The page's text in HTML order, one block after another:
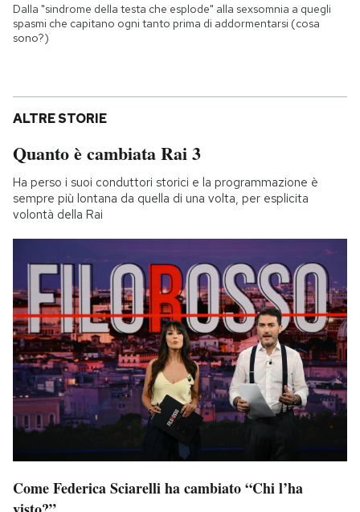
Dalla "sindrome della testa che esplode" alla sexsomnia a quegli
spasmi che capitano ogni tanto prima di addormentarsi (cosa
sono?)
ALTRE STORIE
Quanto è cambiata Rai 3
Ha perso i suoi conduttori storici e la programmazione è
sempre più lontana da quella di una volta, per esplicita
volontà della Rai
Come Federica Sciarelli ha cambiato “Chi l’ha